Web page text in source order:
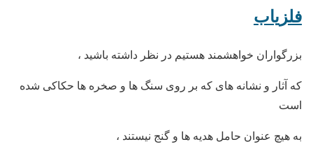
فلزیاب
بزرگواران خواهشمند هستیم در نظر داشته باشید ،
که آثار و نشانه های که بر روی سنگ ها و صخره ها حکاکی شده
است
به هیچ عنوان حامل هدیه ها و گنج نیستند ،